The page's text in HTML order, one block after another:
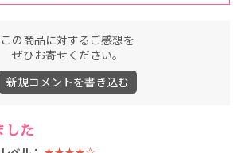
この商品に対するご感想を
ぜひお寄せください。
新規コメントを書き込む
した